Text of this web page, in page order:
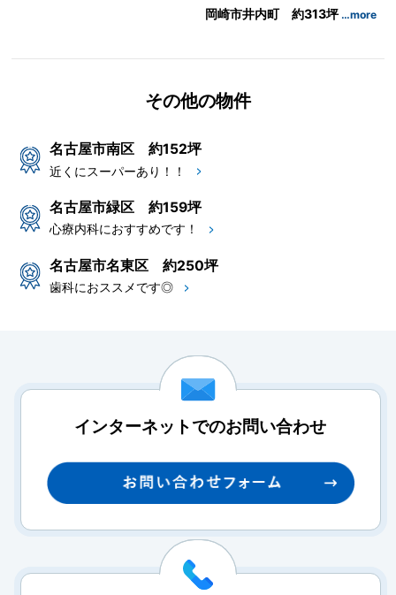
岡崎市井内町 約313坪 …more
その他の物件
名古屋市南区 約152坪
近くにスーパーあり！！
名古屋市緑区 約159坪
心療内科におすすめです！
名古屋市名東区 約250坪
歯科におススメです◎
インターネットでのお問い合わせ